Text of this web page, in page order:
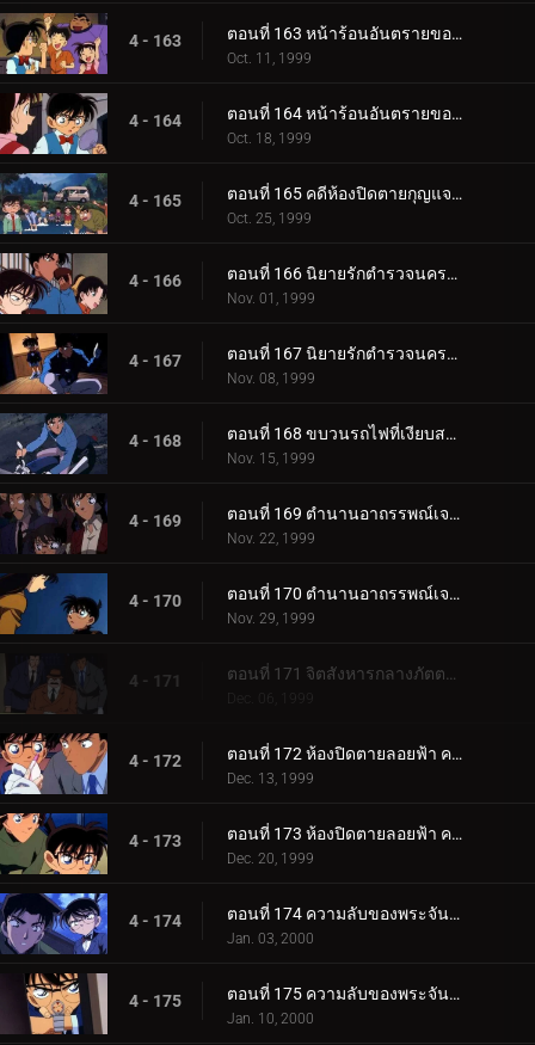
4 - 163 ตอนที่ 163 หน้าร้อนอันตรายของโซโนโกะ (ตอนแรก)
Oct. 11, 1999
4 - 164 ตอนที่ 164 หน้าร้อนอันตรายของโซโนโกะ (ตอนจบ)
Oct. 18, 1999
4 - 165 ตอนที่ 165 คดีห้องปิดตายกุญแจอยู่ในน้ำ
Oct. 25, 1999
4 - 166 ตอนที่ 166 นิยายรักตำรวจนครบาลภาค 2 (ตอนแรก)
Nov. 01, 1999
4 - 167 ตอนที่ 167 นิยายรักตำรวจนครบาลภาค 2 (ตอนจบ)
Nov. 08, 1999
4 - 168 ตอนที่ 168 ขบวนรถไฟที่เงียบสงัด
Nov. 15, 1999
4 - 169 ตอนที่ 169 ตำนานอาถรรพณ์เจดีย์ห้าชั้น (ตอนแรก)
Nov. 22, 1999
4 - 170 ตอนที่ 170 ตำนานอาถรรพณ์เจดีย์ห้าชั้น (ตอนจบ)
Nov. 29, 1999
4 - 171 ตอนที่ 171 จิตสังหารกลางภัตตาคารกลางน้ำ
Dec. 06, 1999
4 - 172 ตอนที่ 172 ห้องปิดตายลอยฟ้า คดีแรกของคุโด้ ชินอิจิ (ตอนพิเศษ ตอนแรก) ยอดนักสืบจิ๋วโคนัน เดอะซีรี__.
Dec. 13, 1999
4 - 173 ตอนที่ 173 ห้องปิดตายลอยฟ้า คดีแรกของคุโด้ ชินอิจิ (ตอนพิเศษ ตอนจบ) ยอดนักสืบจิ๋วโคนัน เดอะซีรีส__.
Dec. 20, 1999
4 - 174 ตอนที่ 174 ความลับของพระจันทร์กับดวงดาวและพระอาทิตย์ (ตอนแรก)
Jan. 03, 2000
4 - 175 ตอนที่ 175 ความลับของพระจันทร์กับดวงดาวและพระอาทิตย์ (ตอนจบ)
Jan. 10, 2000